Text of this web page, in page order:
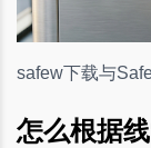
safew下载与
怎么根据